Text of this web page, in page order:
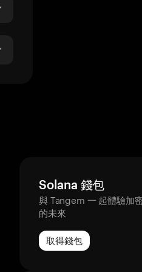
Solana 錢包
與 Tangem 一 起體驗加
的未來
取得錢包